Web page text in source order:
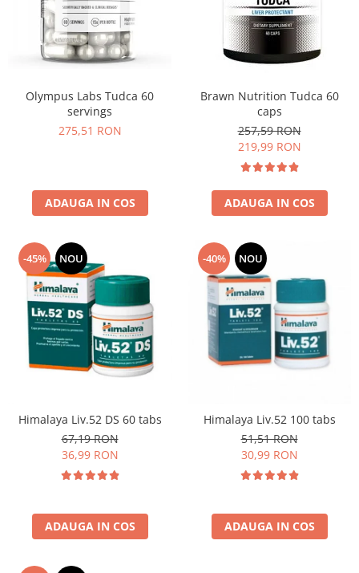
Vitamine bărbați / femei
Îngrijire personală
Insulated
JNX Sports
Kaged
MEX
Muscle Meds
Naughty Boy
Nordic Naturals
NOW Foods
Nutrend
Nutrex
Olimp Sport Nutrition
Optimum Nutrition
Osavi
PeScience
Power System
Pro Supps
Raw Nutrition
REDCON1
Olympus Labs Tudca 60
servings
275,51 RON
ADAUGA IN COS
Brawn Nutrition Tudca 60
caps
257,59 RON
219,99 RON
ADAUGA IN COS
-45% NOU
Himalaya Liv.52 DS 60 tabs
67,19 RON
36,99 RON
ADAUGA IN COS
-40% NOU
Himalaya Liv.52 100 tabs
51,51 RON
30,99 RON
ADAUGA IN COS